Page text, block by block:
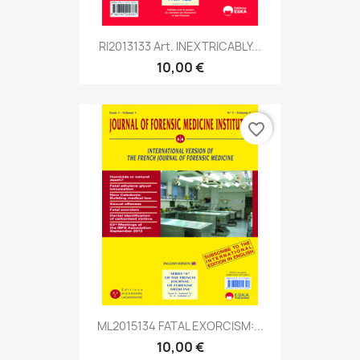
RI2013133 Art. INEXTRICABLY...
10,00 €
ML2015134 FATAL EXORCISM:...
10,00 €
favorite_border